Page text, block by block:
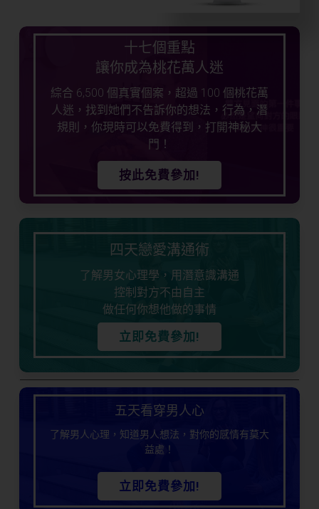
十七個重點
讓你成為桃花萬人迷
綜合 6,500 個真實個案，超過 100 個桃花萬
人迷，找到她們不告訴你的想法，行為，潛
規則，你現時可以免費得到，打開神秘大
門！
按此免費參加!
四天戀愛溝通術
了解男女心理學，用潛意識溝通
控制對方不由自主
做任何你想他做的事情
立即免費參加!
五天看穿男人心
了解男人心理，知道男人想法，對你的感情有莫大
益處！
立即免費參加!